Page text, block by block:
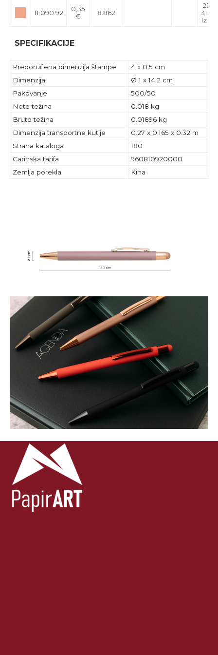
11.090.92
0,35
€
8.862
Iz
SPECIFIKACIJE
Preporučena dimenzija štampe
4 x 0.5 cm
Dimenzija
Ø 1 x 14.2 cm
Pakovanje
500/50
Neto težina
0.018 kg
Bruto težina
0.01896 kg
Dimenzija transportne kutije
0.27 x 0.165 x 0.32 m
Strana kataloga
180
Carinska tarifa
960810920000
Zemlja porekla
Kina